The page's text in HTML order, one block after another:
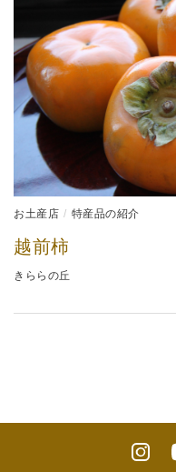
お土産店 特産品の紹介
越前柿
きららの丘